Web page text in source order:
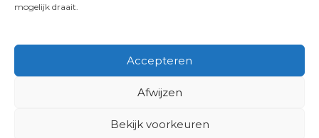
mogelijk draait.
Accepteren
Afwijzen
Bekijk voorkeuren
VOLG ONS OP: